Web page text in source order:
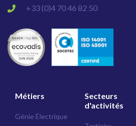
+33 (0)4 70 46 82 50
Métiers
Génie Électrique
Secteurs
d'activités